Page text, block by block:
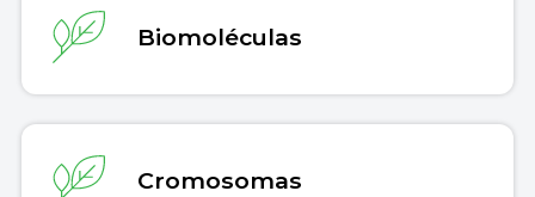
Biomoléculas
Cromosomas